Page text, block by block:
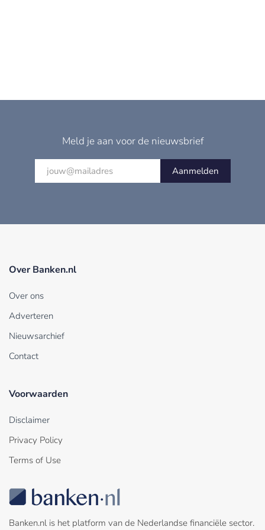
Meld je aan voor de nieuwsbrief
Aanmelden
Over Banken.nl
Over ons
Adverteren
Nieuwsarchief
Contact
Voorwaarden
Disclaimer
Privacy Policy
Terms of Use
Banken.nl is het platform van de Nederlandse financiële sector.